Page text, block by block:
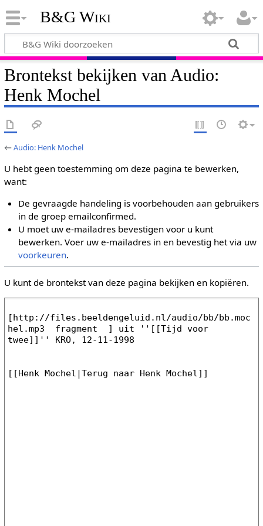
B&G Wiki
Brontekst bekijken van Audio:
Henk Mochel
←Audio: Henk Mochel
U hebt geen toestemming om deze pagina te bewerken,
want:
De gevraagde handeling is voorbehouden aan gebruikers
in de groep emailconfirmed.
U moet uw e-mailadres bevestigen voor u kunt
bewerken. Voer uw e-mailadres in en bevestig het via uw
voorkeuren.
U kunt de brontekst van deze pagina bekijken en kopiëren.